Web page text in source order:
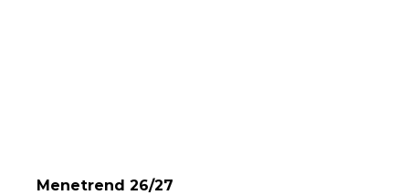
Menetrend 26/27